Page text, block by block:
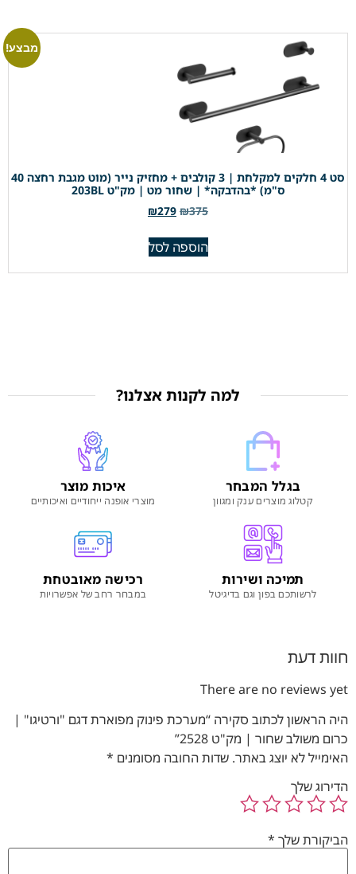
מבצע!
סט 4 חלקים למקלחת | 3 קולבים + מחזיק נייר (מוט מגבת רחצה 40
ס"מ) *בהדבקה* | שחור מט | מק"ט 203BL
₪375
₪279
הוספה לסל
למה לקנות אצלנו?
בגלל המבחר
קטלוג מוצרים ענק ומגוון
איכות מוצר
מוצרי אופנה ייחודיים ואיכותיים
תמיכה ושירות
לרשותכם בפון וגם בדיגיטל
רכישה מאובטחת
במבחר רחב של אפשרויות
חוות דעת
There are no reviews yet
היה הראשון לכתוב סקירה “מערכת פינוק מפוארת דגם "ורטיגו" |
כרום משולב שחור | מק"ט 2528”
האימייל לא יוצג באתר. שדות החובה מסומנים *
הדירוג שלך
הביקורת שלך *